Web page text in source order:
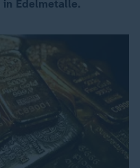
Edelmetalle.